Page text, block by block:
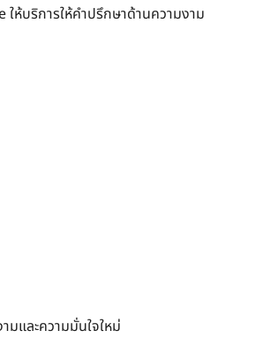
ห้บริการให้คำปรึกษาด้านความงาม
และความมั่นใจใหม่